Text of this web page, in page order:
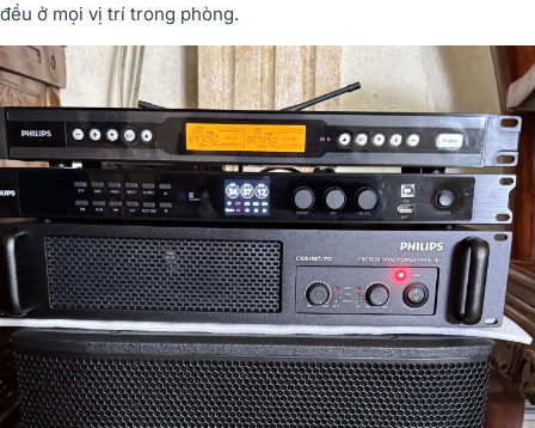
đều ở mọi vị trí trong phòng.